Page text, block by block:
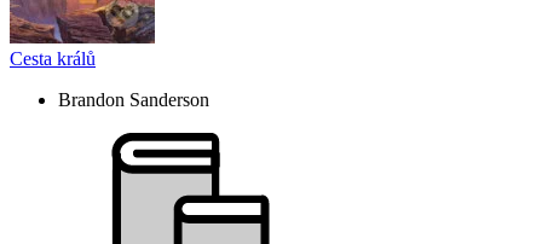
Cesta králů
Brandon Sanderson